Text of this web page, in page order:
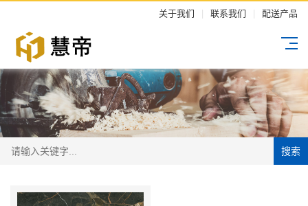
关于我们 | 联系我们 | 配送产品
搜索